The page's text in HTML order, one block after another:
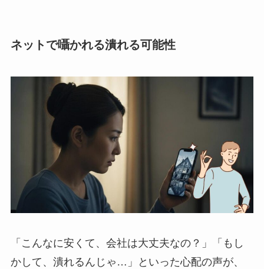
ネットで囁かれる潰れる可能性
「こんなに安くて、会社は大丈夫なの？」「もし
かして、潰れるんじゃ…」といった心配の声が、